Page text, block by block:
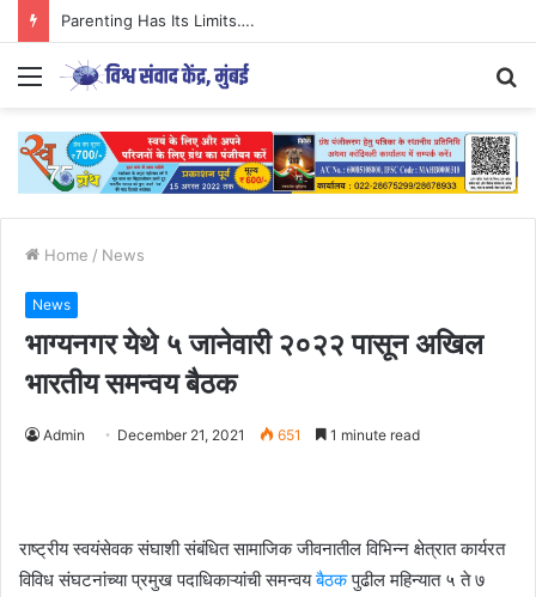
Parenting Has Its Limits….
Menu
Home / News
News
भाग्यनगर येथे ५ जानेवारी २०२२ पासून अखिल
भारतीय समन्वय बैठक
Admin December 21, 2021 651 1 minute read
राष्ट्रीय स्वयंसेवक संघाशी संबंधित सामाजिक जीवनातील विभिन्न क्षेत्रात कार्यरत
विविध संघटनांच्या प्रमुख पदाधिकाऱ्यांची समन्वयबैठकपुढील महिन्यात ५ ते ७